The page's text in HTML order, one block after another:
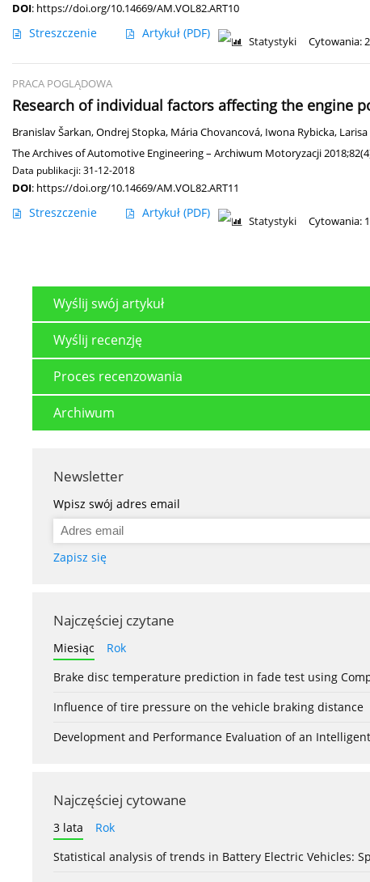
DOI: https://doi.org/10.14669/AM.VOL82.ART10
Streszczenie Artykuł (PDF)
Statystyki Cytowania: 2
PRACA POGLĄDOWA
Research of individual factors affecting the engine
Branislav Šarkan,Ondrej Stopka, Mária Chovancová, Iwona Rybicka,
The Archives of Automotive Engineering – Archiwum Motoryzacji
Data publikacji: 31-12-2018
DOI: https://doi.org/10.14669/AM.VOL82.ART11
Streszczenie Artykuł (PDF)
Statystyki Cytowania: 1
Wyślij swój artykuł
Wyślij recenzję
Proces recenzowania
Archiwum
Newsletter
Wpisz swój adres email
Zapisz się
Najczęściej czytane
Miesiąc
Rok
Brake disc temperature prediction in fade test using
Influence of tire pressure on the vehicle braking distance
Development and Performance Evaluation of an
Najczęściej cytowane
3 lata
Rok
Statistical analysis of trends in Battery Electric Vehicles: